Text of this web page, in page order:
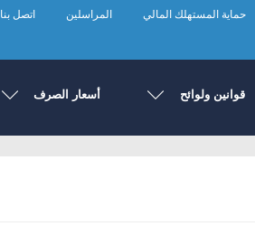
حماية المستهلك المالي المراسلين اتصل بنا
قوانين ولوائح أسعار الصرف